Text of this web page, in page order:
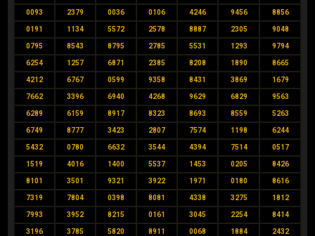
0093 2379 0036 0106 4246 9456 8856
0191 1134 5572 2578 8887 2305 9048
0795 8543 8795 2785 5531 1293 9794
6254 1257 6871 2385 8208 1890 8665
4212 6767 0599 9358 8431 3869 1679
7662 3396 6940 4268 9629 6829 9563
6289 6159 8917 8323 8693 8559 5263
6749 8777 3423 2807 7574 1198 6244
5432 0780 6632 3544 4394 7514 0517
1519 4016 1400 5537 1453 0205 8426
8101 3501 9321 3922 1971 0180 8616
7319 7804 0398 8081 4338 3275 1812
7993 3952 8215 0161 3045 2254 8414
3196 3785 5820 8911 0068 1884 2432